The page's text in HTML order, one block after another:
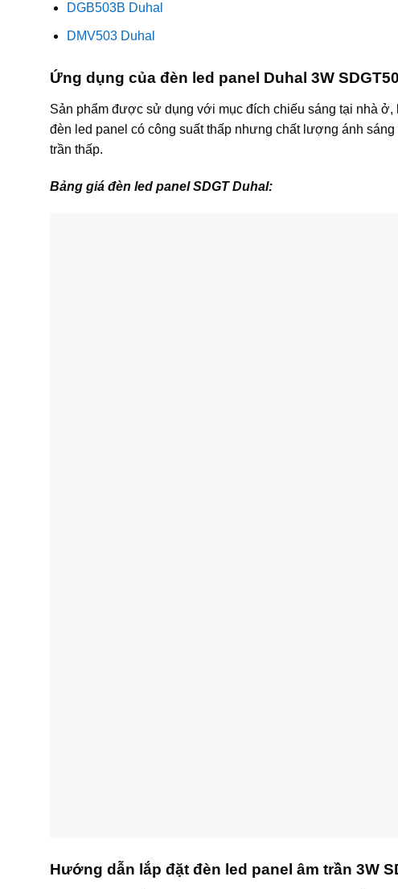
DGB503B Duhal
DMV503 Duhal
Ứng dụng của đèn led panel Duhal 3W
Sản phẩm được sử dụng với mục đích chiếu sáng tại nhà
đèn led panel có công suất thấp nhưng chất lượng ánh
trần thấp.
Bảng giá đèn led panel SDGT Duhal:
Hướng dẫn lắp đặt đèn led panel âm trần 3W